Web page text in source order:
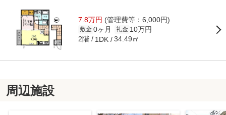
7.8万円 (管理費等：6,000円)
敷金 0ヶ月 礼金 10万円
2階 1DK 34.49㎡
周辺施設